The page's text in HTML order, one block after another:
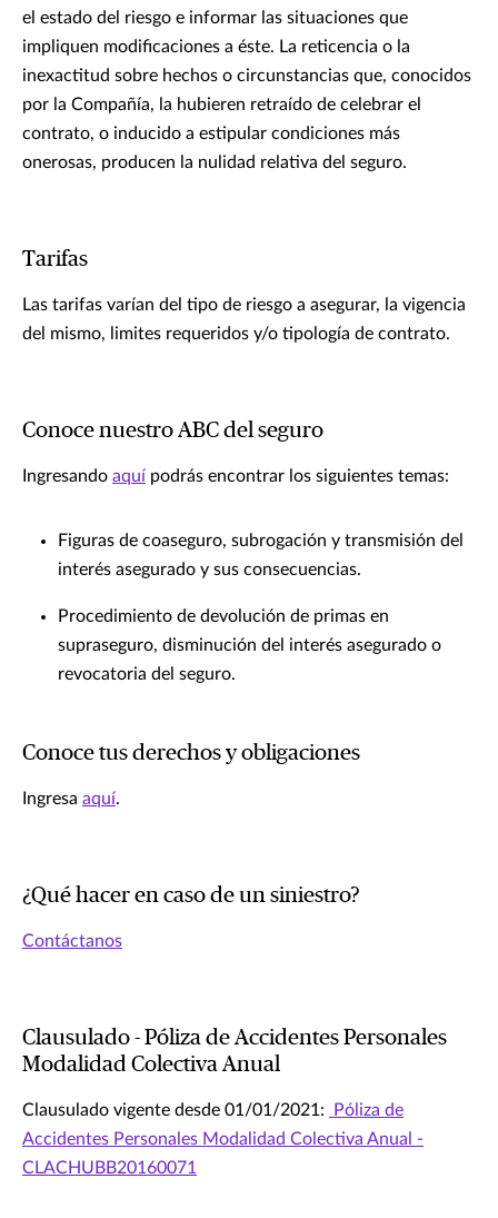
el estado del riesgo e informar las situaciones que
impliquen modificaciones a éste. La reticencia o la
inexactitud sobre hechos o circunstancias que, conocidos
por la Compañía, la hubieren retraído de celebrar el
contrato, o inducido a estipular condiciones más
onerosas, producen la nulidad relativa del seguro.
Tarifas
Las tarifas varían del tipo de riesgo a asegurar, la vigencia
del mismo, limites requeridos y/o tipología de contrato.
Conoce nuestro ABC del seguro
Ingresando aquí podrás encontrar los siguientes temas:
Figuras de coaseguro, subrogación y transmisión del
interés asegurado y sus consecuencias.
Procedimiento de devolución de primas en
supraseguro, disminución del interés asegurado o
revocatoria del seguro.
Conoce tus derechos y obligaciones
Ingresa aquí.
¿Qué hacer en caso de un siniestro?
Contáctanos
Clausulado - Póliza de Accidentes Personales
Modalidad Colectiva Anual
Clausulado vigente desde 01/01/2021:
Póliza de
Accidentes Personales Modalidad Colectiva Anual -
CLACHUBB20160071